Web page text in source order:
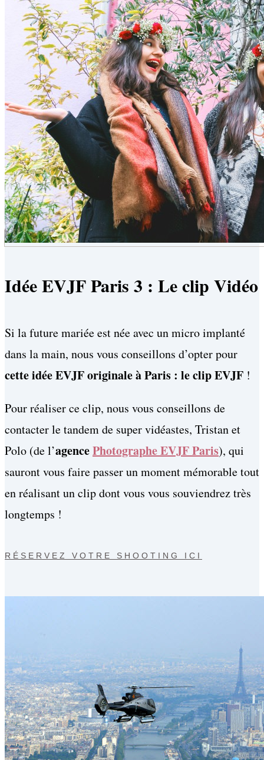
allez surtout beaucoup rire et passer desupers momentsen vivant
des expériences surprenantes.
En prime, un magnifique cadeau à la fin pour la future mariée,
un bijou qu’elle gardera toute sa vie en souvenir de cet EVJF.
Idée EVJF Paris 3 : Le clip Vidéo
Si la future mariée est née avec un micro implanté
dans la main, nous vous conseillons d’opter pour
cette idée EVJF originale à Paris : le clip EVJF !
Pour réaliser ce clip, nous vous conseillons de
contacter le tandem de super vidéastes, Tristan et
Polo (de l’agencePhotographe EVJF Paris), qui
sauront vous faire passer un moment mémorable tout
en réalisant un clip dont vous vous souviendrez très
longtemps !
RÉSERVEZ VOTRE SHOOTING ICI